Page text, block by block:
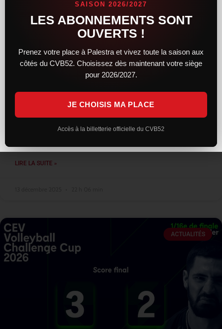
Une résistance courageuse, mais
Face au leader montpelliérain, le CVB52 a livré une prestation
sérieuse et engagée. Solides dès l’entame, les Chaumontais ont
su concrétiser leur bon début de match en remportant le
LIRE LA SUITE »
ACTUALITÉS
SAISON 2026/2027
LES ABONNEMENTS SONT
OUVERTS !
Prenez votre place à Palestra et vivez toute la saison aux
côtés du CVB52. Choisissez dès maintenant votre siège
pour 2026/2027.
JE CHOISIS MA PLACE
Accès à la billetterie officielle du CVB52